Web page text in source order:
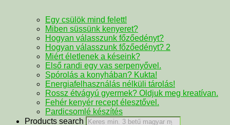
Egy csülök mind felett!
Miben süssünk kenyeret?
Hogyan válasszunk főzőedényt?
Hogyan válasszunk főzőedényt? 2
Miért életlenek a késeink?
Első randi egy vas serpenyővel.
Spórolás a konyhában? Kukta!
Energiafelhasználás nélküli tárolás!
Rossz étvágyú gyermek? Oldjuk meg kreatívan.
Fehér kenyér recept élesztővel.
Pardicsomlé készítés
Products search